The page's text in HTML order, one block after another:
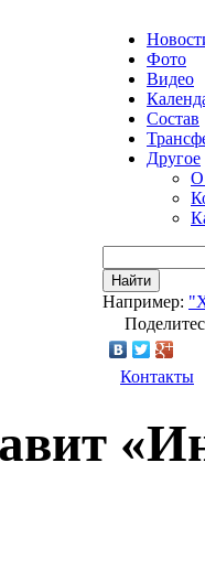
Фото
Видео
Состав
Другое
О
Найти
Например:
Контакты